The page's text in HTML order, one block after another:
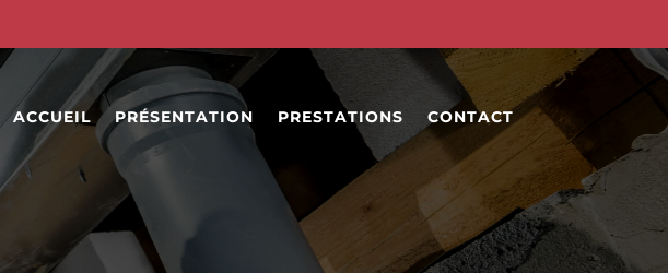
ACCUEIL PRÉSENTATION PRESTATIONS CONTACT